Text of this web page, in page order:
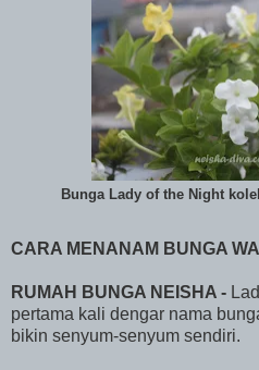
Bunga Lady of the Night
CARA MENANAM BUNGA
RUMAH BUNGA NEISHA -
pertama kali dengar nama
bikin senyum-senyum sendiri.